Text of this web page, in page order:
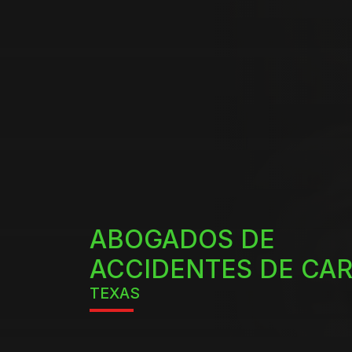
ABOGADOS DE
ACCIDENTES DE
TEXAS